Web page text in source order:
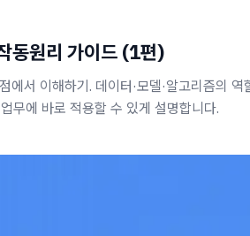
동원리 가이드 (1편)
에서 이해하기. 데이터·모델·알고리즘의
무에 바로 적용할 수 있게 설명합니다.